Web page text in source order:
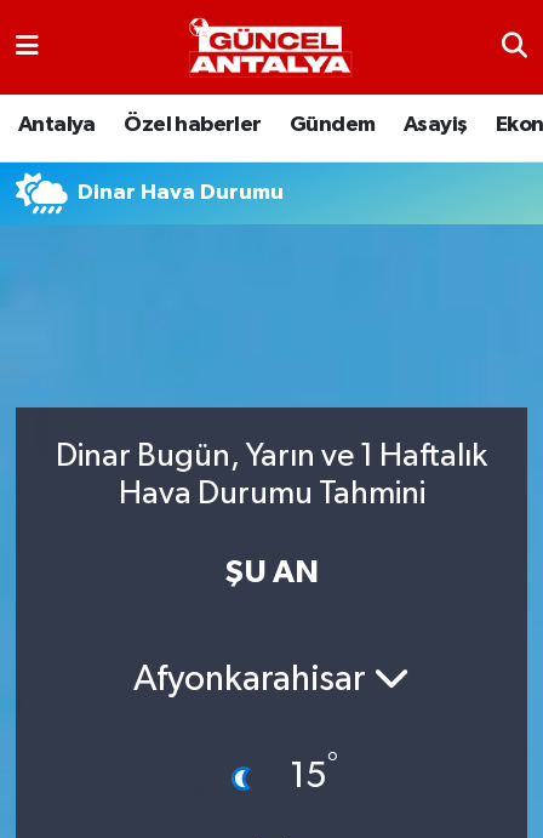
Antalya Özel haberler Gündem Asayiş
Dinar Hava Durumu
Dinar Bugün, Yarın ve 1 Haftalık
Hava Durumu Tahmini
ŞU AN
Afyonkarahisar
15°
Antalya
Ekonomi
Nöbetçi Eczaneler
Son Dakika Haberleri